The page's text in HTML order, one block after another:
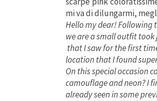
mi va di dilungarmi,
Hello my dear! Following
we are a small outfit
that I saw for the first
location that I found
On this special occasion
camouflage and neon? I
already seen in some